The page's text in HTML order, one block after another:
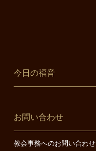
今日の福音
お問い合わせ
教会事務へのお問い合わせ